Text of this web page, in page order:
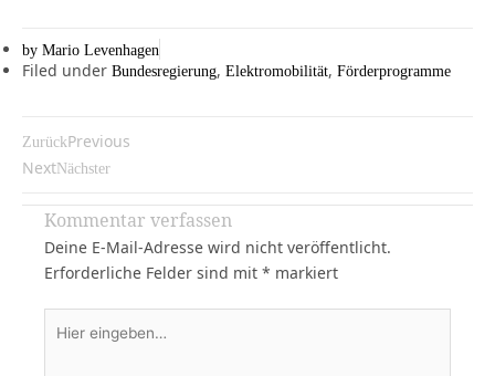
by Mario Levenhagen
Filed under Bundesregierung, Elektromobilität, Förderprogramme
ZurückPrevious
NextNächster
Kommentar verfassen
Deine E-Mail-Adresse wird nicht veröffentlicht.
Erforderliche Felder sind mit * markiert
eingeben…